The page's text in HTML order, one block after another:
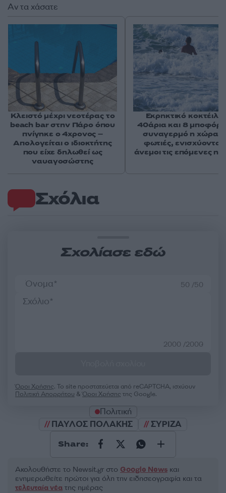
Σχόλια
Σχολίασε εδώ
50 /50
2000 /2000
Όροι Χρήσης. Το site προστατεύεται από reCAPTCHA, ισχύουν
Πολιτική Απορρήτου &Όροι Χρήσης της Google.
Πολιτική
ΠΑΥΛΟΣ ΠΟΛΑΚΗΣ
ΣΥΡΙΖΑ
Share:
Ακολουθήστε το Νewsit.gr στο Google News και
ενημερωθείτε πρώτοι για όλη την ειδησεογραφία και τα
τελευταία νέα της ημέρας
Αν τα χάσατε
Κλειστό μέχρι νεοτέρας το
beach bar στην Πάρο όπου
πνίγηκε ο 4χρονος –
Απολογείται ο ιδιοκτήτης
που είχε δηλωθεί ως
ναυαγοσώστης
Εκρηκτικό κοκτέιλ
40άρια και 8 μποφόρ
συναγερμό η χώρα
φωτιές, ενισχύονται
άνεμοι τις επόμενες